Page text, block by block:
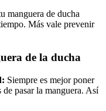
manguera de ducha
Más vale prevenir
de la ducha
Siempre es mejor poner
pasar la manguera. Así